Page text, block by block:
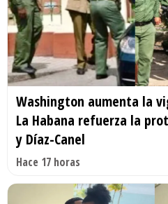
Washington aumenta la
La Habana refuerza la
y Díaz-Canel
Hace 17 horas